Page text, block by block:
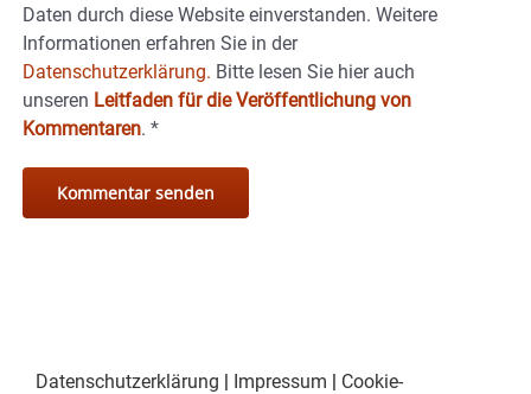
Daten durch diese Website einverstanden. Weitere
Informationen erfahren Sie in der
Datenschutzerklärung. Bitte lesen Sie hier auch
unseren Leitfaden für die Veröffentlichung von
Kommentaren. *
Datenschutzerklärung Impressum
Cookie-